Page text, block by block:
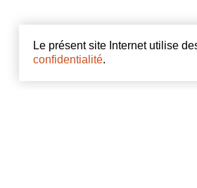
Le présent site Internet utilise
confidentialité.